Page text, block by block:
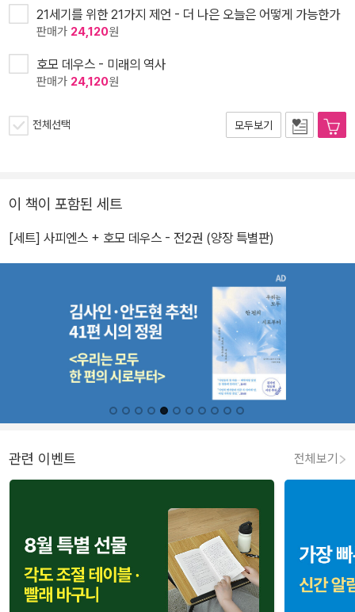
21세기를 위한 21가지 제언 - 더 나은 오늘은 어떻게 가능한가
판매가 24,120원
호모 데우스 - 미래의 역사
판매가 24,120원
전체선택 모두보기
이 책이 포함된 세트
[세트] 사피엔스 + 호모 데우스 - 전2권 (양장 특별판)
관련 이벤트 전체보기